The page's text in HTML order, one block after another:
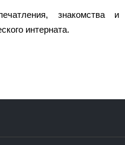
знакомства и
интерната.